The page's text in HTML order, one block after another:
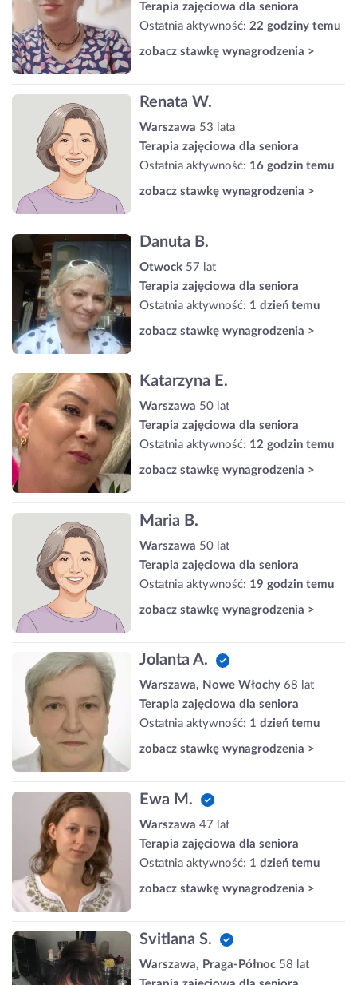
Terapia zajęciowa dla seniora
Ostatnia aktywność: 22 godziny temu
zobacz stawkę wynagrodzenia >
Renata W.
Warszawa 53 lata
Terapia zajęciowa dla seniora
Ostatnia aktywność: 16 godzin temu
zobacz stawkę wynagrodzenia >
Danuta B.
Otwock 57 lat
Terapia zajęciowa dla seniora
Ostatnia aktywność: 1 dzień temu
zobacz stawkę wynagrodzenia >
Katarzyna E.
Warszawa 50 lat
Terapia zajęciowa dla seniora
Ostatnia aktywność: 12 godzin temu
zobacz stawkę wynagrodzenia >
Maria B.
Warszawa 50 lat
Terapia zajęciowa dla seniora
Ostatnia aktywność: 19 godzin temu
zobacz stawkę wynagrodzenia >
Jolanta A.
Warszawa, Nowe Włochy 68 lat
Terapia zajęciowa dla seniora
Ostatnia aktywność: 1 dzień temu
zobacz stawkę wynagrodzenia >
Ewa M.
Warszawa 47 lat
Terapia zajęciowa dla seniora
Ostatnia aktywność: 1 dzień temu
zobacz stawkę wynagrodzenia >
Svitlana S.
Warszawa, Praga-Północ 58 lat